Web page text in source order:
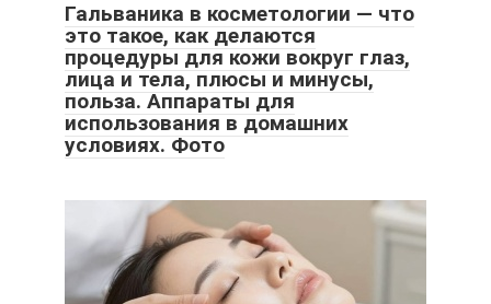
Гальваника в косметологии — что
это такое, как делаются
процедуры для кожи вокруг глаз,
лица и тела, плюсы и минусы,
польза. Аппараты для
использования в домашних
условиях. Фото